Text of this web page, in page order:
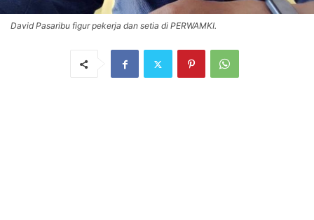
David Pasaribu figur pekerja dan setia di PERWAMKI.